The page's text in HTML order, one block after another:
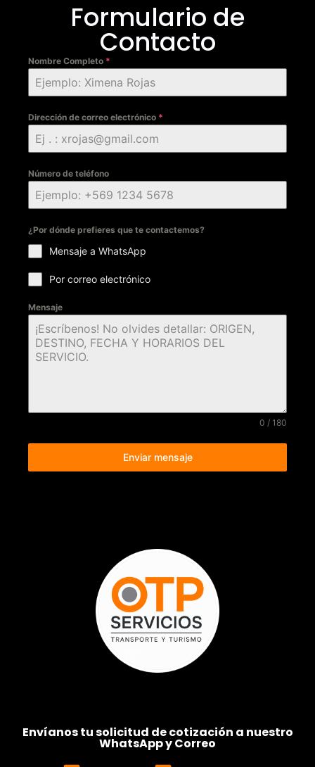
Formulario de
Contacto
Nombre Completo *
Dirección de correo electrónico *
Número de teléfono
¿Por dónde prefieres que te contactemos?
Mensaje a WhatsApp
Por correo electrónico
Mensaje
0 / 180
Enviar mensaje
Envíanos tu solicitud de cotización a nuestro
WhatsApp y Correo